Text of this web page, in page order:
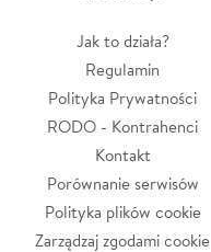
Jak to działa?
Regulamin
Polityka Prywatności
RODO - Kontrahenci
Kontakt
Porównanie serwisów
Polityka plików cookie
Zarządzaj zgodami cookie